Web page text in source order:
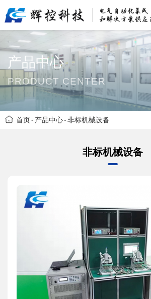
产品中心
PRODUCT CENTER
首页- 产品中心-非标机械设备
非标机械设备